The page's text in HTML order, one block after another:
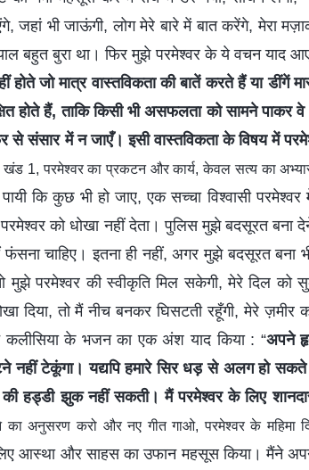
जहां भी जाऊंगी, लोग मेरे बारे में बात करेंगे, मेरा
बहुत बुरा था। फिर मुझे परमेश्वर के ये वचन याद
जो मात्र वास्तविकता की बातें करते हैं या डींगें
होते हैं, ताकि किसी भी असफलता को सामने पाकर वे
संसार में न जाएँ। इसी वास्तविकता के विषय में
खंड 1, परमेश्वर का प्रकटन और कार्य, केवल सत्य का
कि कुछ भी हो जाए, एक सच्चा विश्वासी
को धोखा नहीं देता। पुलिस मुझे बदसूरत बना
चाहिए। इतना ही नहीं, अगर मुझे बदसूरत बना भी
मुझे परमेश्वर की स्वीकृति मिल सकेगी, मेरे दिल को
दिया, तो मैं नीच बनकर घिसटती रहूँगी, मेरे ज़मीर
कलीसिया के भजन का एक अंश याद किया : “अपने
नहीं टेकूंगा। यद्यपि हमारे सिर धड़ से अलग हो
हड्डी झुक नहीं सकती। मैं परमेश्वर के लिए
का अनुसरण करो और नए गीत गाओ, परमेश्वर के महिमा
आस्था और साहस का उफान महसूस किया। मैंने